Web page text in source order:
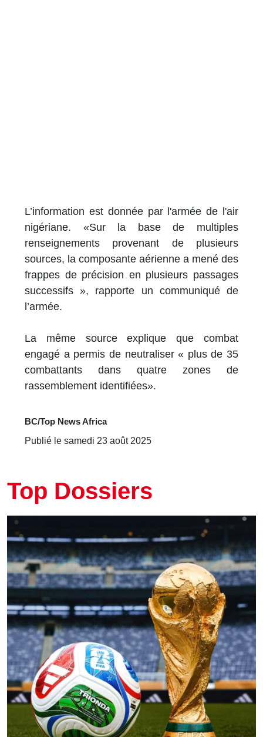
L’information est donnée par l'armée de l'air
nigériane. «Sur la base de multiples
renseignements provenant de plusieurs
sources, la composante aérienne a mené des
frappes de précision en plusieurs passages
successifs », rapporte un communiqué de
l’armée.
La même source explique que combat
engagé a permis de neutraliser « plus de 35
combattants dans quatre zones de
rassemblement identifiées».
BC/Top News Africa
Publié le samedi 23 août 2025
Top Dossiers